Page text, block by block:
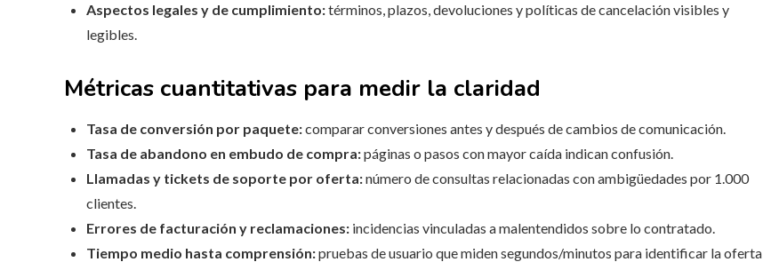
Aspectos legales y de cumplimiento:términos, plazos, devoluciones y políticas de cancelación visibles y
legibles.
Métricas cuantitativas para medir la claridad
Tasa de conversión por paquete:comparar conversiones antes y después de cambios de comunicación.
Tasa de abandono en embudo de compra:páginas o pasos con mayor caída indican confusión.
Llamadas y tickets de soporte por oferta:número de consultas relacionadas con ambigüedades por 1.000
clientes.
Errores de facturación y reclamaciones: incidencias vinculadas a malentendidos sobre lo contratado.
Tiempo medio hasta comprensión:pruebas de usuario que miden segundos/minutos para identificar la oferta